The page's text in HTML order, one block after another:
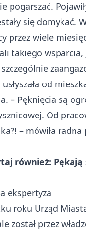
pogarszać.
się domykać.
przez wiele
takiego
od
– Pęknięcia są
Od
– mówiła
również: Pękają
ekspertyza
roku Urząd
został przez